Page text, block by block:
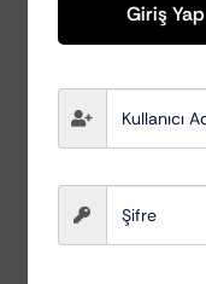
Giriş Yap